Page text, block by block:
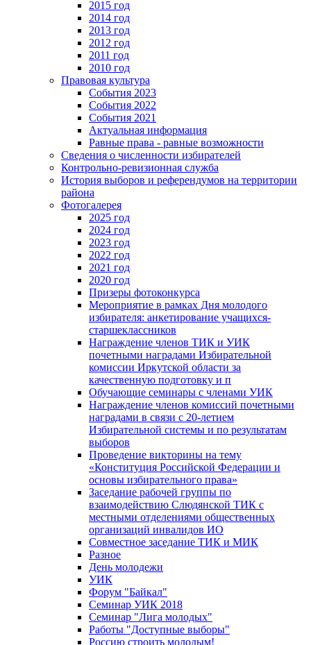
2015 год
2014 год
2013 год
2012 год
2011 год
2010 год
Правовая культура
События 2023
События 2022
События 2021
Актуальная информация
Равные права - равные возможности
Сведения о численности избирателей
Контрольно-ревизионная служба
История выборов и референдумов на территории
района
Фотогалерея
2025 год
2024 год
2023 год
2022 год
2021 год
2020 год
Призеры фотоконкурса
Мероприятие в рамках Дня молодого
избирателя: анкетирование учащихся-
старшеклассников
Награждение членов ТИК и УИК
почетными наградами Избирательной
комиссии Иркутской области за
качественную подготовку и п
Обучающие семинары с членами УИК
Награждение членов комиссий почетными
наградами в связи с 20-летием
Избирательной системы и по результатам
выборов
Проведение викторины на тему
«Конституция Российской Федерации и
основы избирательного права»
Заседание рабочей группы по
взаимодействию Слюдянской ТИК с
местными отделениями общественных
организаций инвалидов ИО
Совместное заседание ТИК и МИК
Разное
День молодежи
УИК
Форум "Байкал"
Семинар УИК 2018
Семинар "Лига молодых"
Работы "Доступные выборы"
Россию строить молодым!